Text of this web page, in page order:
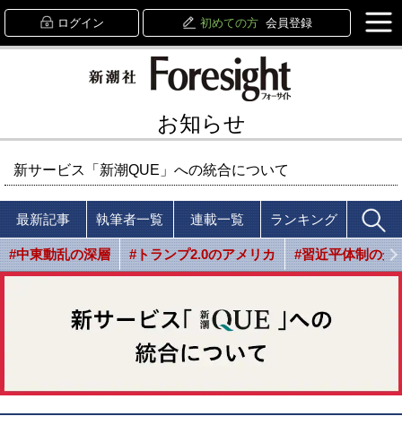
ログイン 初めての方 会員登録
お知らせ
新サービス「新潮QUE」への統合について
最新記事 執筆者一覧 連載一覧 ランキング
#中東動乱の深層 #トランプ2.0のアメリカ #習近平体制の光